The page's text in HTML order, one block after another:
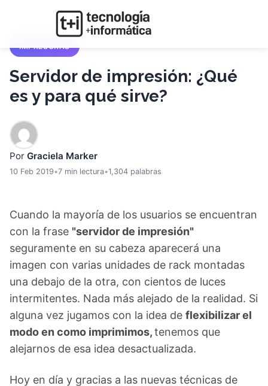
IMPRESORAS
Servidor de impresión: ¿Qué
es y para qué sirve?
Por Graciela Marker
10 Feb 2019•7 min lectura•1,304 palabras
Cuando la mayoría de los usuarios se encuentran
con la frase "servidor de impresión"
seguramente en su cabeza aparecerá una
imagen con varias unidades de rack montadas
una debajo de la otra, con cientos de luces
intermitentes. Nada más alejado de la realidad. Si
alguna vez jugamos con la idea de flexibilizar el
modo en como imprimimos,tenemos que
alejarnos de esa idea desactualizada.
Hoy en día y gracias a las nuevas técnicas de